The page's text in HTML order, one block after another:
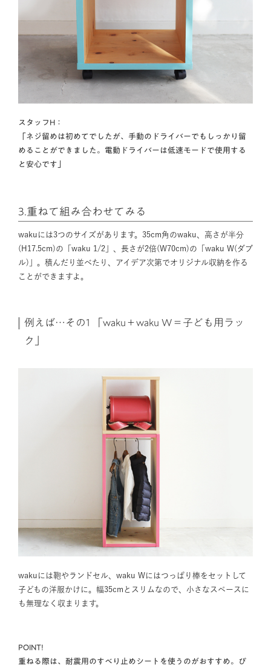
スタッフH：
「ネジ留めは初めてでしたが、手動のドライバーでもしっかり留
めることができました。電動ドライバーは低速モードで使用する
と安心です」
3.重ねて組み合わせてみる
wakuには3つのサイズがあります。35cm角のwaku、高さが半分
(H17.5cm)の「waku 1/2」、長さが2倍(W70cm)の「waku W(ダブ
ル)」。積んだり並べたり、アイデア次第でオリジナル収納を作る
ことができますよ。
例えば…その1 「waku＋waku W＝子ども用ラッ
ク」
wakuには鞄やランドセル、waku Wにはつっぱり棒をセットして
子どもの洋服かけに。幅35cmとスリムなので、小さなスペースに
も無理なく収まります。
POINT!
重ねる際は、耐震用のすべり止めシートを使うのがおすすめ。ぴ